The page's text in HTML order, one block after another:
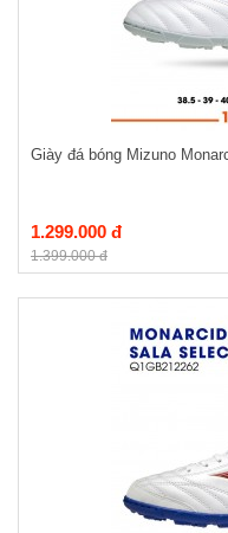
Giày đá bóng Mizuno
1.299.000 đ
1.399.000 đ